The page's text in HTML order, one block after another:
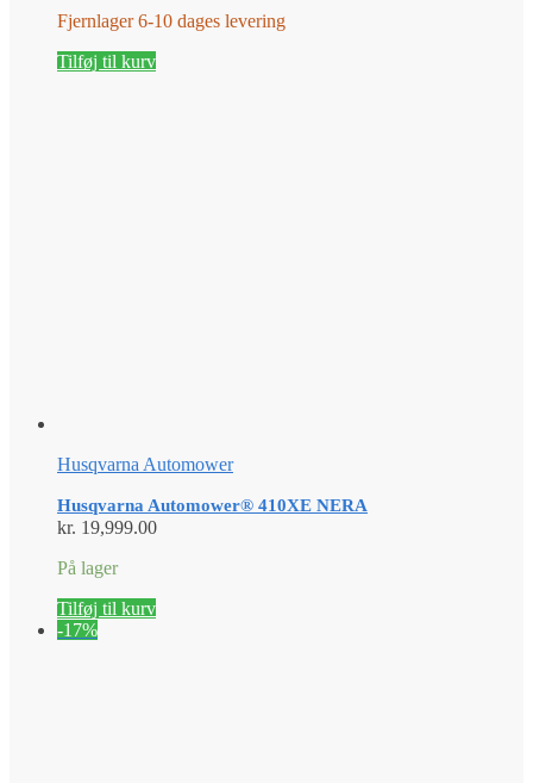
Fjernlager 6-10 dages levering
Tilføj til kurv
Husqvarna Automower
Husqvarna Automower® 410XE NERA
kr. 19,999.00
På lager
Tilføj til kurv
-17%